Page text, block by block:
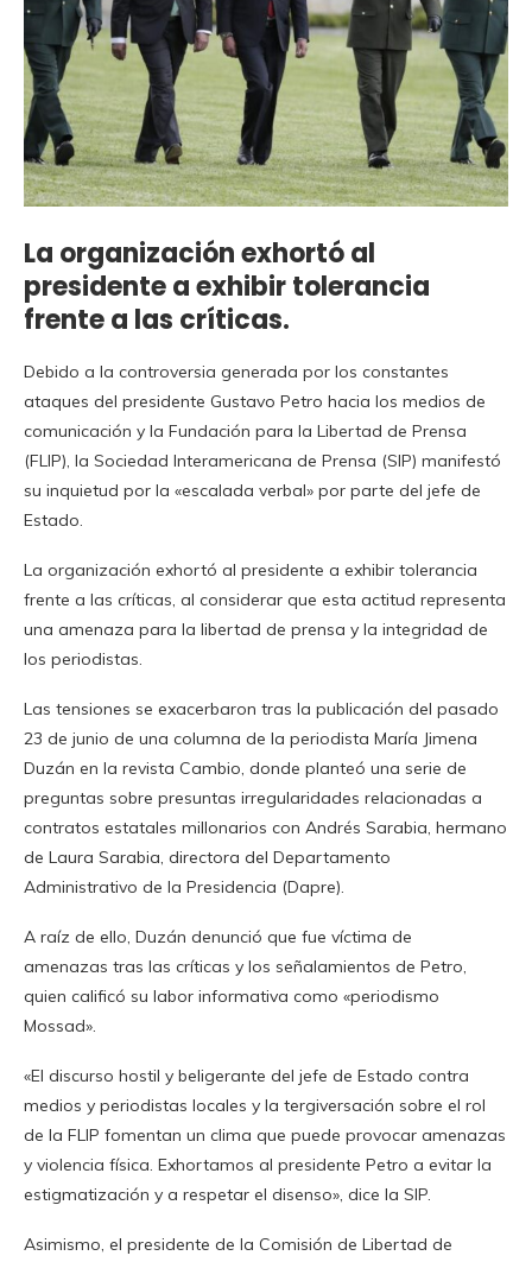
La organización exhortó al
presidente a exhibir tolerancia
frente a las críticas.
Debido a la controversia generada por los constantes
ataques del presidente Gustavo Petro hacia los medios de
comunicación y la Fundación para la Libertad de Prensa
(FLIP), la Sociedad Interamericana de Prensa (SIP) manifestó
su inquietud por la «escalada verbal» por parte del jefe de
Estado.
La organización exhortó al presidente a exhibir tolerancia
frente a las críticas, al considerar que esta actitud representa
una amenaza para la libertad de prensa y la integridad de
los periodistas.
Las tensiones se exacerbaron tras la publicación del pasado
23 de junio de una columna de la periodista María Jimena
Duzán en la revista Cambio, donde planteó una serie de
preguntas sobre presuntas irregularidades relacionadas a
contratos estatales millonarios con Andrés Sarabia, hermano
de Laura Sarabia, directora del Departamento
Administrativo de la Presidencia (Dapre).
A raíz de ello, Duzán denunció que fue víctima de
amenazas tras las críticas y los señalamientos de Petro,
quien calificó su labor informativa como «periodismo
Mossad».
«El discurso hostil y beligerante del jefe de Estado contra
medios y periodistas locales y la tergiversación sobre el rol
de la FLIP fomentan un clima que puede provocar amenazas
y violencia física. Exhortamos al presidente Petro a evitar la
estigmatización y a respetar el disenso», dice la SIP.
Asimismo, el presidente de la Comisión de Libertad de